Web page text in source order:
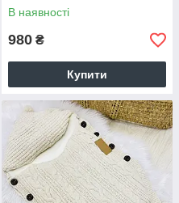
В наявності
980 ₴
Купити